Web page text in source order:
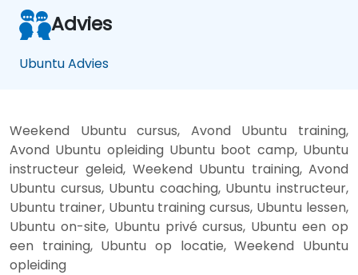
Advies
Ubuntu Advies
Weekend Ubuntu cursus, Avond Ubuntu training,
Avond Ubuntu opleiding Ubuntu boot camp, Ubuntu
instructeur geleid, Weekend Ubuntu training, Avond
Ubuntu cursus, Ubuntu coaching, Ubuntu instructeur,
Ubuntu trainer, Ubuntu training cursus, Ubuntu lessen,
Ubuntu on-site, Ubuntu privé cursus, Ubuntu een op
een training, Ubuntu op locatie, Weekend Ubuntu
opleiding